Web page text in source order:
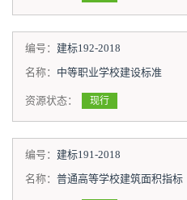
编号： 建标192-2018
名称： 中等职业学校建设标准
资源状态： 现行
编号： 建标191-2018
名称： 普通高等学校建筑面积指标